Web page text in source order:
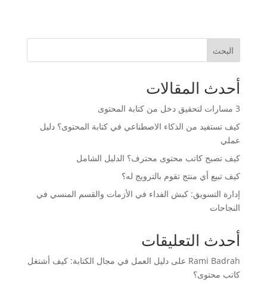
البحث
أحدث المقالات
3 مسارات لتحقيق دخل من كتابة المحتوى
كيف تستفيد من الذكاء الاصطناعي في كتابة المحتوى؟ دليل
عملي
كيف تصبح كاتب محتوى محترف؟ الدليل الشامل
كيف تبيع أي منتج تقوم بالترويج له؟
إدارة التسويق: كبش الفداء في الأزمات والقسم المنسي في
النجاحات
أحدث التعليقات
Rami Badrah على دليل العمل في مجال الكتابة: كيف أشتغل
كاتب محتوى؟